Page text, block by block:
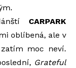
CARPARK
oblíbená, ale v
moc neví.
Grateful